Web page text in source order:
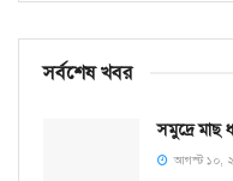
সর্বশেষ খবর
সমু‌দ্রে মাছ
আগস্ট ১০,